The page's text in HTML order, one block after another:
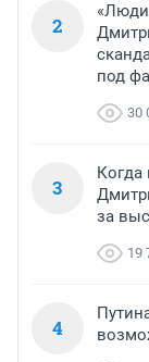
2
«Люди
под
30
3
Когда
за
19
4